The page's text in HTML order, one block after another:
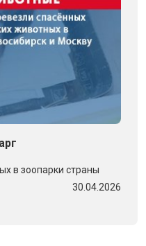
в зоопарки страны
30.04.2026